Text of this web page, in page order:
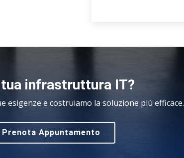
infrastruttura IT?
esigenze e costruiamo la soluzione più efficace.
Prenota Appuntamento